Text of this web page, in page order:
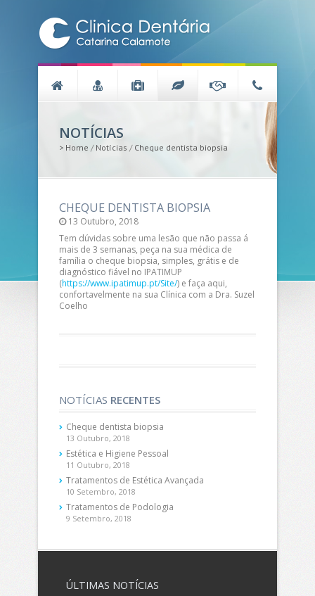
NOTÍCIAS
> Home / Notícias /Cheque dentista biopsia
CHEQUE DENTISTA BIOPSIA
13 Outubro, 2018
Tem dúvidas sobre uma lesão que não passa á
mais de 3 semanas, peça na sua médica de
família o cheque biopsia, simples, grátis e de
diagnóstico fiável no IPATIMUP
(https://www.ipatimup.pt/Site/) e faça aqui,
confortavelmente na sua Clínica com a Dra. Suzel
Coelho
NOTÍCIAS RECENTES
Cheque dentista biopsia
13 Outubro, 2018
Estética e Higiene Pessoal
11 Outubro, 2018
Tratamentos de Estética Avançada
10 Setembro, 2018
Tratamentos de Podologia
9 Setembro, 2018
ÚLTIMAS NOTÍCIAS